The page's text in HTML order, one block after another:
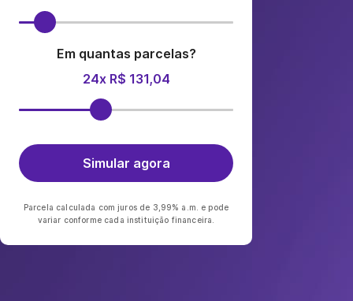
Em quantas parcelas?
24x R$ 131,04
Simular agora
Parcela calculada com juros de 3,99% a.m. e pode
variar conforme cada instituição financeira.